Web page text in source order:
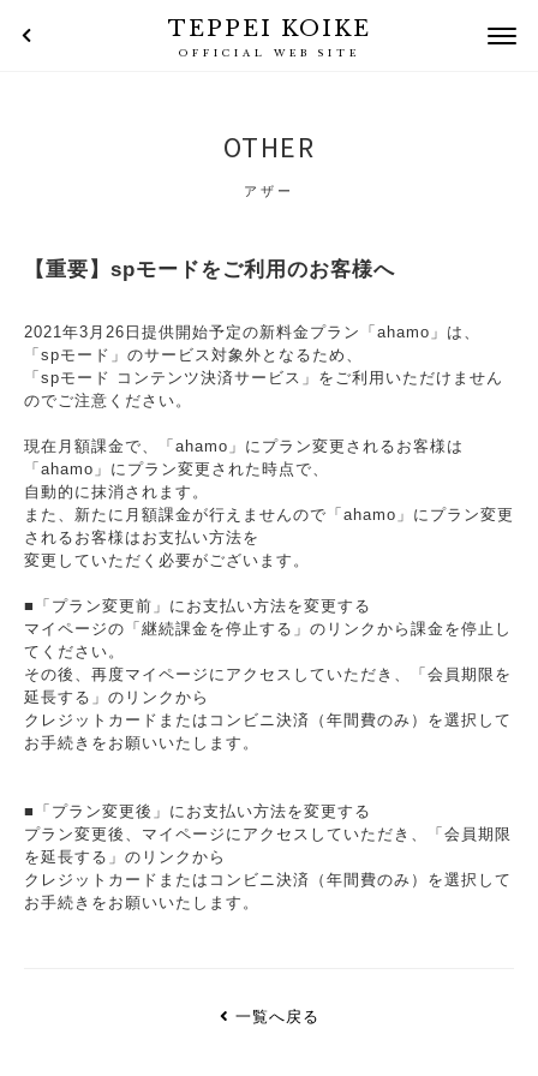
TEPPEI KOIKE
OFFICIAL WEB SITE
OTHER
アザー
【重要】spモードをご利用のお客様へ
2021年3月26日提供開始予定の新料金プラン「ahamo」は、
「spモード」のサービス対象外となるため、
「spモード コンテンツ決済サービス」をご利用いただけません
のでご注意ください。
現在月額課金で、「ahamo」にプラン変更されるお客様は
「ahamo」にプラン変更された時点で、
自動的に抹消されます。
また、新たに月額課金が行えませんので「ahamo」にプラン変更
されるお客様はお支払い方法を
変更していただく必要がございます。
■「プラン変更前」にお支払い方法を変更する
マイページの「継続課金を停止する」のリンクから課金を停止し
てください。
その後、再度マイページにアクセスしていただき、「会員期限を
延長する」のリンクから
クレジットカードまたはコンビニ決済（年間費のみ）を選択して
お手続きをお願いいたします。
■「プラン変更後」にお支払い方法を変更する
プラン変更後、マイページにアクセスしていただき、「会員期限
を延長する」のリンクから
クレジットカードまたはコンビニ決済（年間費のみ）を選択して
お手続きをお願いいたします。
一覧へ戻る